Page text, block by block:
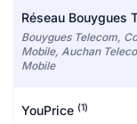
Réseau Bouygues
Bouygues Telecom,
Mobile, Auchan
Mobile
YouPrice (1)